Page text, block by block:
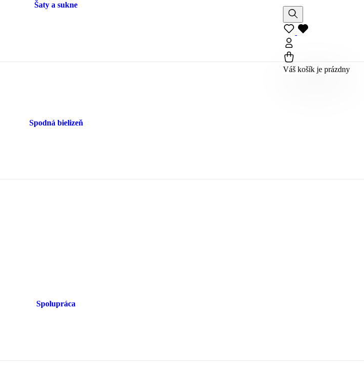
Šaty a sukne
Spodná bielizeň
Spolupráca
Váš košík je prázdny